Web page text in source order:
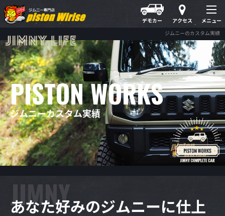
デモカー アクセス メニュー
ジムニーのカスタム実績
PISTONWORKS
ジムニーカスタム実績
JIMNY
あなた好みのジムニーに仕上